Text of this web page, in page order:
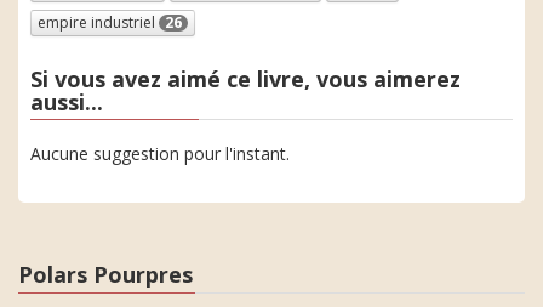
empire industriel 26
Si vous avez aimé ce livre, vous aimerez
aussi...
Aucune suggestion pour l'instant.
Polars Pourpres